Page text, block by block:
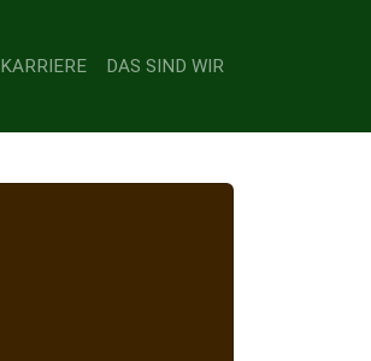
KARRIERE
DAS SIND WIR